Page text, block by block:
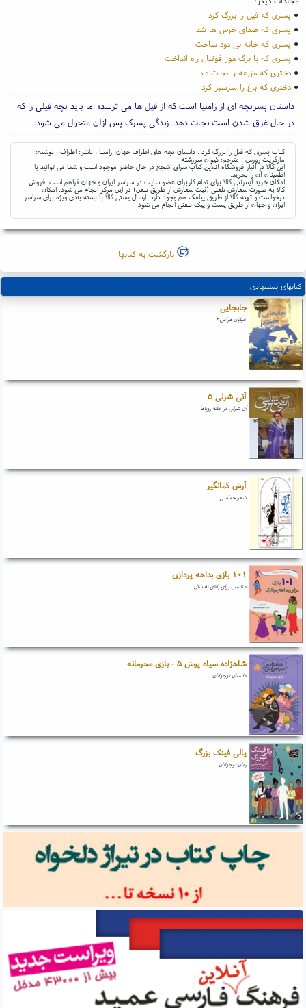
● پسری که فیل را بزرگ کرد
● پسری که صدای خرس ها شد
● پسری که خانه بی دود ساخت
● پسری که با برگ موز فوتبال راه انداخت
●دختری که مزرعه را نجات داد
●دختری که باغ را سرسبز کرد
داستان پسربچه ای از زامبیا است که از فیل ها می ترسد؛ اما باید بچه فیلی را که
در حال غرق شدن است نجات دهد. زندگی پسرک پس ازآن متحول می شود.
کتاب پسری که فیل را بزرگ کرد ، داستان بچه های اطراف جهان: زامبیا ؛ ناشر: اطراف ؛ نوشته:
مارگریت رورس ؛ مترجم: کیوان سررشته
این کالا در انبار فروشگاه آنلاین کتاب سرای اشجع در حال حاضر موجود است و شما می توانید با
اطمینان آن را بخرید.
امکان خرید اینترنتی کالا برای تمام کاربران عضو سایت در سراسر ایران و جهان فراهم است. فروش
کالا به صورت سفارش تلفنی (ثبت سفارش از طریق تلفن) در این مرکز انجام می شود. امکان
درخواست و تهیه کالا از طریق پیامک هم وجود دارد. ارسال پستی کالا با بسته بندی ویژه برای سراسر
ایران و جهان از طریق پست و پیک تلفنی انجام می شود.
بازگشت به کتابها
کتابهای پیشنهادی
جابجایی
خیابان هراس ۲
آنی شرلی ۵
آن شرلی در خانه رویاها
آرش کمانگیر
شعر حماسی
۱۰۱ بازی بداهه پردازی
مناسب برای بالای نه سال
شاهزاده سیاه پوش ۵ - بازی محرمانه
داستان نوجوانان
پالی فینک بزرگ
رمان نوجوانان